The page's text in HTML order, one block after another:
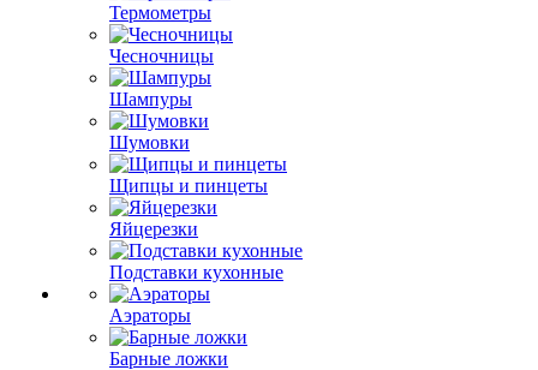
Термометры
Чесночницы
Шампуры
Шумовки
Щипцы и пинцеты
Яйцерезки
Подставки кухонные
Аэраторы
Барные ложки